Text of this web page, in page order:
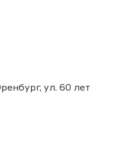
ул. 60 лет